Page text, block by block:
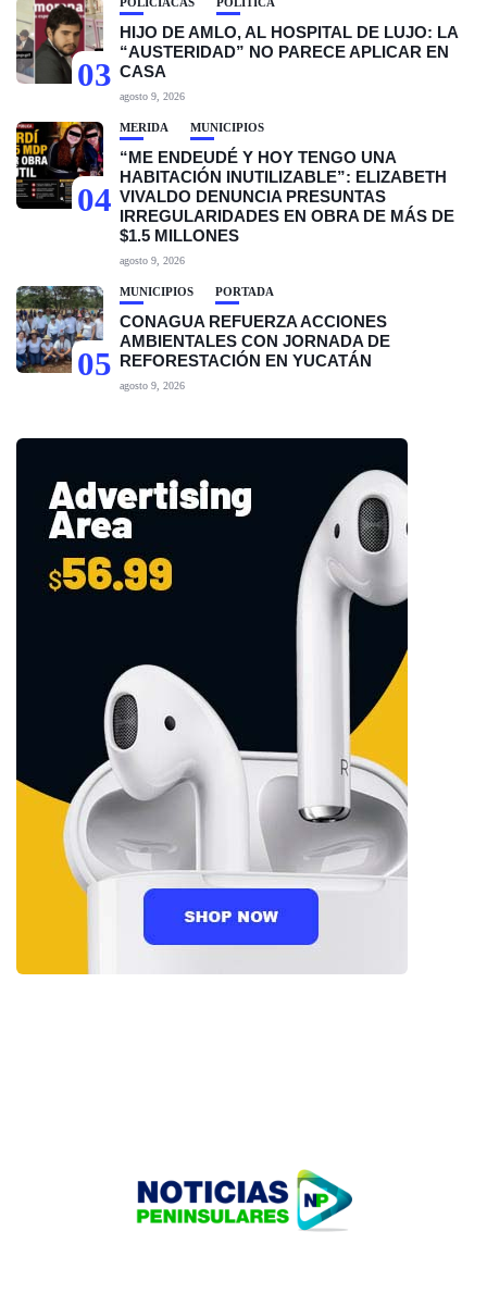
03
HIJO DE AMLO, AL HOSPITAL DE LUJO: LA
“AUSTERIDAD” NO PARECE APLICAR EN
CASA
agosto 9, 2026
04
MÉRIDA MUNICIPIOS
“ME ENDEUDÉ Y HOY TENGO UNA
HABITACIÓN INUTILIZABLE”: ELIZABETH
VIVALDO DENUNCIA PRESUNTAS
IRREGULARIDADES EN OBRA DE MÁS DE
$1.5 MILLONES
agosto 9, 2026
05
MUNICIPIOS PORTADA
CONAGUA REFUERZA ACCIONES
AMBIENTALES CON JORNADA DE
REFORESTACIÓN EN YUCATÁN
agosto 9, 2026